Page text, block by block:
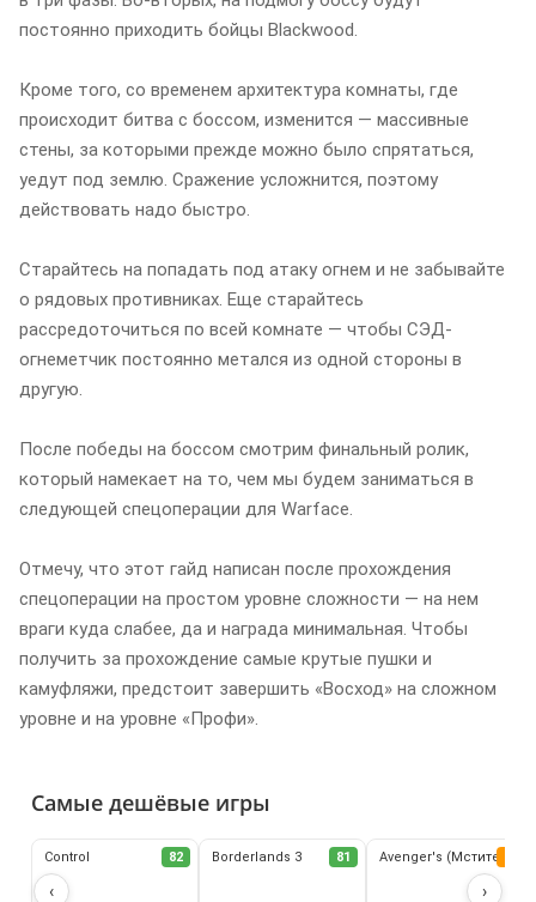
постоянно приходить бойцы Blackwood.
Кроме того, со временем архитектура комнаты, где
происходит битва с боссом, изменится — массивные
стены, за которыми прежде можно было спрятаться,
уедут под землю. Сражение усложнится, поэтому
действовать надо быстро.
Старайтесь на попадать под атаку огнем и не забывайте
о рядовых противниках. Еще старайтесь
рассредоточиться по всей комнате — чтобы СЭД-
огнеметчик постоянно метался из одной стороны в
другую.
После победы на боссом смотрим финальный ролик,
который намекает на то, чем мы будем заниматься в
следующей спецоперации для Warface.
Отмечу, что этот гайд написан после прохождения
спецоперации на простом уровне сложности — на нем
враги куда слабее, да и награда минимальная. Чтобы
получить за прохождение самые крутые пушки и
камуфляжи, предстоит завершить «Восход» на сложном
уровне и на уровне «Профи».
Самые дешёвые игры
‹ ›
82
Control 81
Borderlands 3 Avenger's (Мстители)